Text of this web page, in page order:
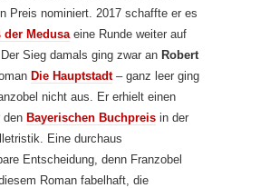
Preis nominiert. 2017 schaffte er es
der Medusa eine Runde weiter auf
Sieg damals ging zwar an Robert
Die Hauptstadt– ganz leer ging
nicht aus. Er erhielt einen
den Bayerischen Buchpreis in der
Eine durchaus
Entscheidung, denn Franzobel
Roman fabelhaft, die